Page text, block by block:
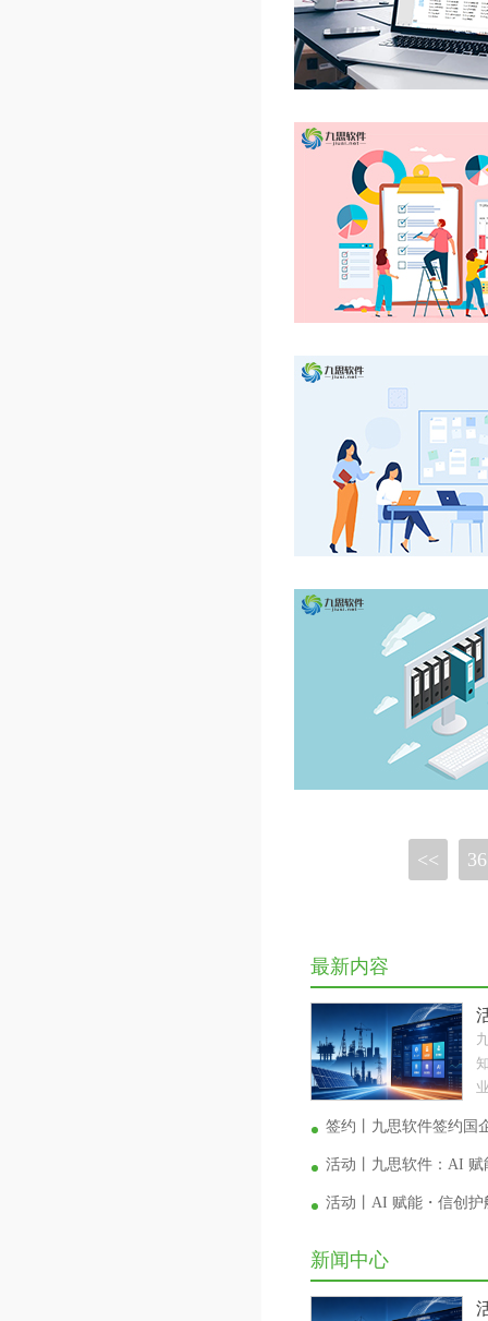
<< 36
最新内容
签约丨九思软件签约国
活动丨九思软件：AI
活动丨AI 赋能・信创
新闻中心